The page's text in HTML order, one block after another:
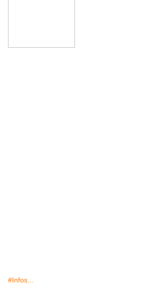
#Infos...